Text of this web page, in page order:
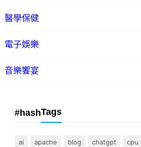
醫學保健
電子娛樂
音樂饗宴
#hashTags
ai apache blog chatgpt cpu